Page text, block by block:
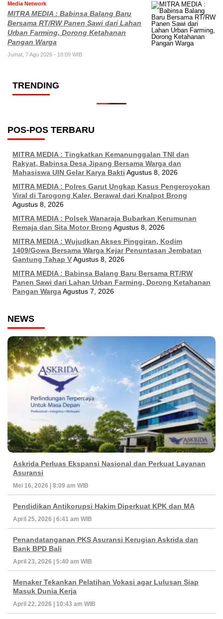
Media Network
MITRA MEDIA : Babinsa Balang Baru
Bersama RT/RW Panen Sawi dari Lahan
Urban Farming, Dorong Ketahanan
Pangan Warga
Jumat, 7 Agu 2026 - 18:09 WIB
TRENDING
POS-POS TERBARU
MITRA MEDIA : Tingkatkan Kemanunggalan TNI dan
Rakyat, Babinsa Desa Jipang Bersama Warga dan
Mahasiswa UIN Gelar Karya Bakti Agustus 8, 2026
MITRA MEDIA : Polres Garut Ungkap Kasus Pengeroyokan
Viral di Tarogong Kaler, Berawal dari Knalpot Brong
Agustus 8, 2026
MITRA MEDIA : Polsek Wanaraja Bubarkan Kerumunan
Remaja dan Sita Motor Brong Agustus 8, 2026
MITRA MEDIA : Wujudkan Akses Pinggiran, Kodim
1409/Gowa Bersama Warga Kejar Penuntasan Jembatan
Gantung Tahap VAgustus 8, 2026
MITRA MEDIA : Babinsa Balang Baru Bersama RT/RW
Panen Sawi dari Lahan Urban Farming, Dorong Ketahanan
Pangan WargaAgustus 7, 2026
NEWS
Askrida Perluas Ekspansi Nasional dan Perkuat Layanan
Asuransi
Mei 16, 2026 | 8:09 am WIB
Pendidikan Antikorupsi Hakim Diperkuat KPK dan MA
April 25, 2026 | 6:41 am WIB
Penandatanganan PKS Asuransi Kerugian Askrida dan
Bank BPD Bali
April 23, 2026 | 5:40 am WIB
Menaker Tekankan Pelatihan Vokasi agar Lulusan Siap
Masuk Dunia Kerja
April 22, 2026 | 10:43 am WIB